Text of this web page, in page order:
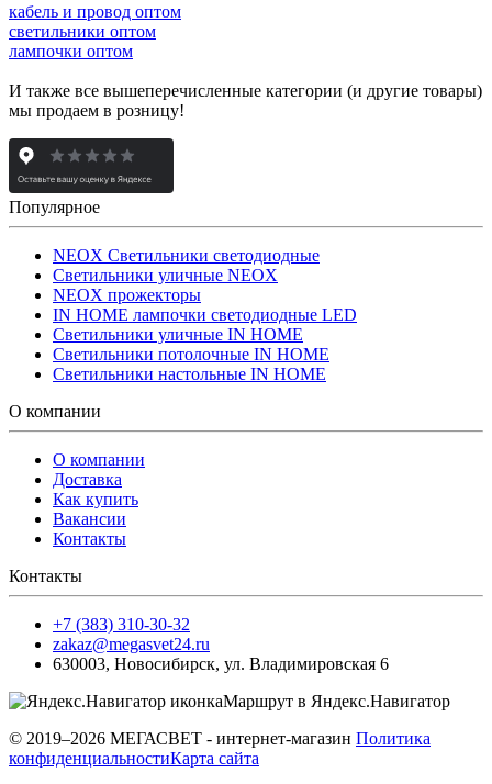
кабель и провод оптом
светильники оптом
лампочки оптом
И также все вышеперечисленные категории (и другие товары)
мы продаем в розницу!
Популярное
NEOX Светильники светодиодные
Светильники уличные NEOX
NEOX прожекторы
IN HOME лампочки светодиодные LED
Светильники уличные IN HOME
Светильники потолочные IN HOME
Светильники настольные IN HOME
О компании
О компании
Доставка
Как купить
Вакансии
Контакты
Контакты
+7 (383) 310-30-32
zakaz@megasvet24.ru
630003, Новосибирск, ул. Владимировская 6
Маршрут в Яндекс.Навигатор
© 2019–2026 МЕГАСВЕТ - интернет-магазин Политика
конфиденциальностиКарта сайта